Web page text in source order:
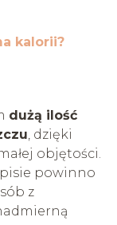
kalorii?
dużą ilość
, dzięki
objętości.
powinno
z